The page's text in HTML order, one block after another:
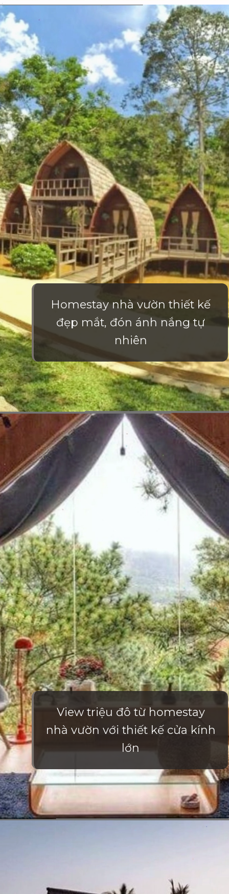
Đang mở https://vietnamxua.edu.vn/thiet-ke-homestay-nha-vuon
Homestay nhà vườn thiết kế
đẹp mắt, đón ánh nắng tự
nhiên
View triệu đô từ homestay
nhà vườn với thiết kế cửa kính
lớn